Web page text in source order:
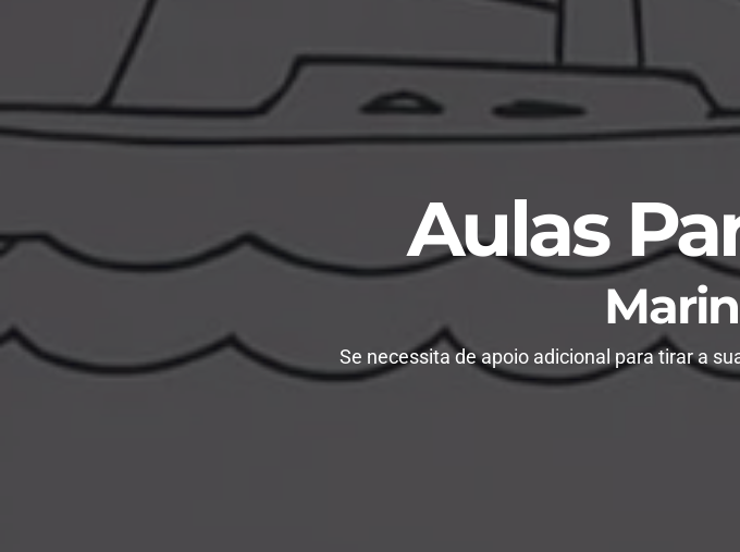
Aulas
Se necessita de apoio adicional para tirar a